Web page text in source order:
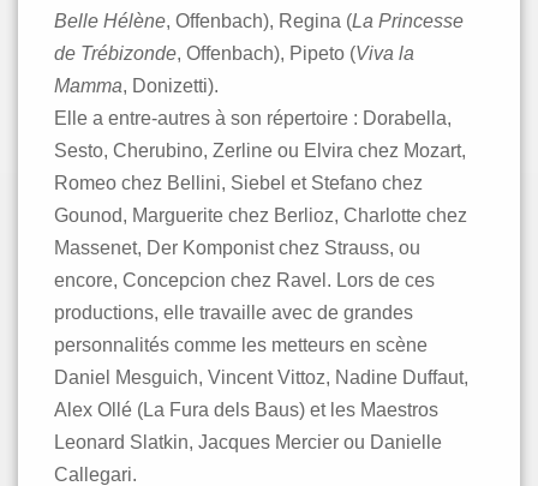
Belle Hélène, Offenbach), Regina (La Princesse
de Trébizonde, Offenbach), Pipeto (Viva la
Mamma, Donizetti).
Elle a entre-autres à son répertoire : Dorabella,
Sesto, Cherubino, Zerline ou Elvira chez Mozart,
Romeo chez Bellini, Siebel et Stefano chez
Gounod, Marguerite chez Berlioz, Charlotte chez
Massenet, Der Komponist chez Strauss, ou
encore, Concepcion chez Ravel. Lors de ces
productions, elle travaille avec de grandes
personnalités comme les metteurs en scène
Daniel Mesguich, Vincent Vittoz, Nadine Duffaut,
Alex Ollé (La Fura dels Baus) et les Maestros
Leonard Slatkin, Jacques Mercier ou Danielle
Callegari.